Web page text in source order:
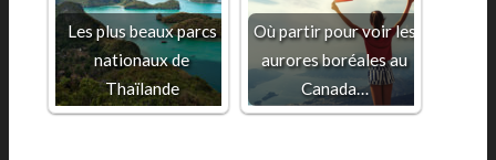
Les plus beaux parcs
nationaux de
Thaïlande
Où partir pour voir les
aurores boréales au
Canada…